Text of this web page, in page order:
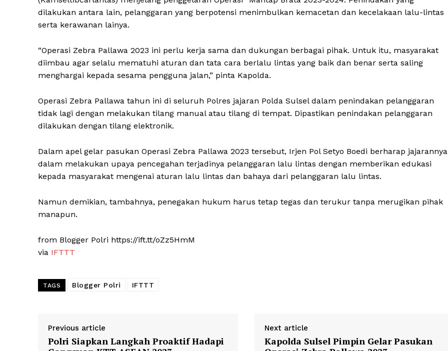
Magazine PRO Company
About
Subscription Plans
dilakukan antara lain, pelanggaran yang berpotensi menimbulkan kemacetan dan kecelakaan lalu-lintas
serta kerawanan lainya.
“Operasi Zebra Pallawa 2023 ini perlu kerja sama dan dukungan berbagai pihak. Untuk itu, masyarakat
diimbau agar selalu mematuhi aturan dan tata cara berlalu lintas yang baik dan benar serta saling
menghargai kepada sesama pengguna jalan,” pinta Kapolda.
Operasi Zebra Pallawa tahun ini di seluruh Polres jajaran Polda Sulsel dalam penindakan pelanggaran
tidak lagi dengan melakukan tilang manual atau tilang di tempat. Dipastikan penindakan pelanggaran
dilakukan dengan tilang elektronik.
Dalam apel gelar pasukan Operasi Zebra Pallawa 2023 tersebut, Irjen Pol Setyo Boedi berharap jajarannya
dalam melakukan upaya pencegahan terjadinya pelanggaran lalu lintas dengan memberikan edukasi
kepada masyarakat mengenai aturan lalu lintas dan bahaya dari pelanggaran lalu lintas.
Namun demikian, tambahnya, penegakan hukum harus tetap tegas dan terukur tanpa merugikan pihak
manapun.
from Blogger Polri https://ift.tt/oZz5HmM
via IFTTT
TAGS Blogger Polri IFTTT
Previous article
Polri Siapkan Langkah Proaktif Hadapi
Next article
Kapolda Sulsel Pimpin Gelar Pasukan